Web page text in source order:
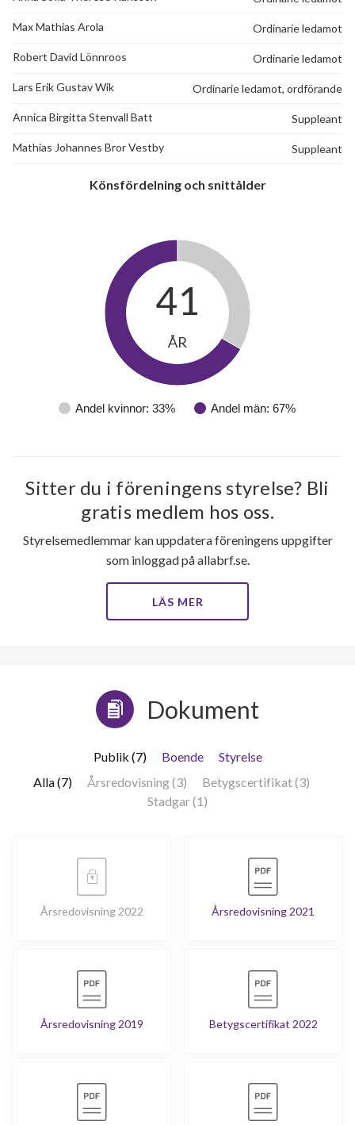
36
lägenheter
Max Mathias Arola Ordinarie ledamot
Robert David Lönnroos Ordinarie ledamot
Lars Erik Gustav Wik Ordinarie ledamot, ordförande
Annica Birgitta Stenvall Batt Suppleant
Mathias Johannes Bror Vestby Suppleant
Könsfördelning och snittålder
Andel kvinnor: 33% Andel män: 67%
41
ÅR
Sitter du i föreningens styrelse? Bli
gratis medlem hos oss.
Styrelsemedlemmar kan uppdatera föreningens uppgifter
som inloggad på allabrf.se.
LÄS MER
Dokument
Publik (7) Boende
Styrelse
Alla (7)
Årsredovisning (3)
Betygscertifikat (3)
Stadgar (1)
Årsredovisning 2022 Årsredovisning 2021
Årsredovisning 2019 Betygscertifikat 2022